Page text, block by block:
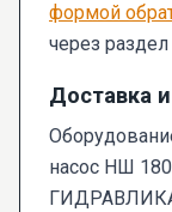
формой
через раздел
Доставка
насос НШ
ГИДРАВЛИКА